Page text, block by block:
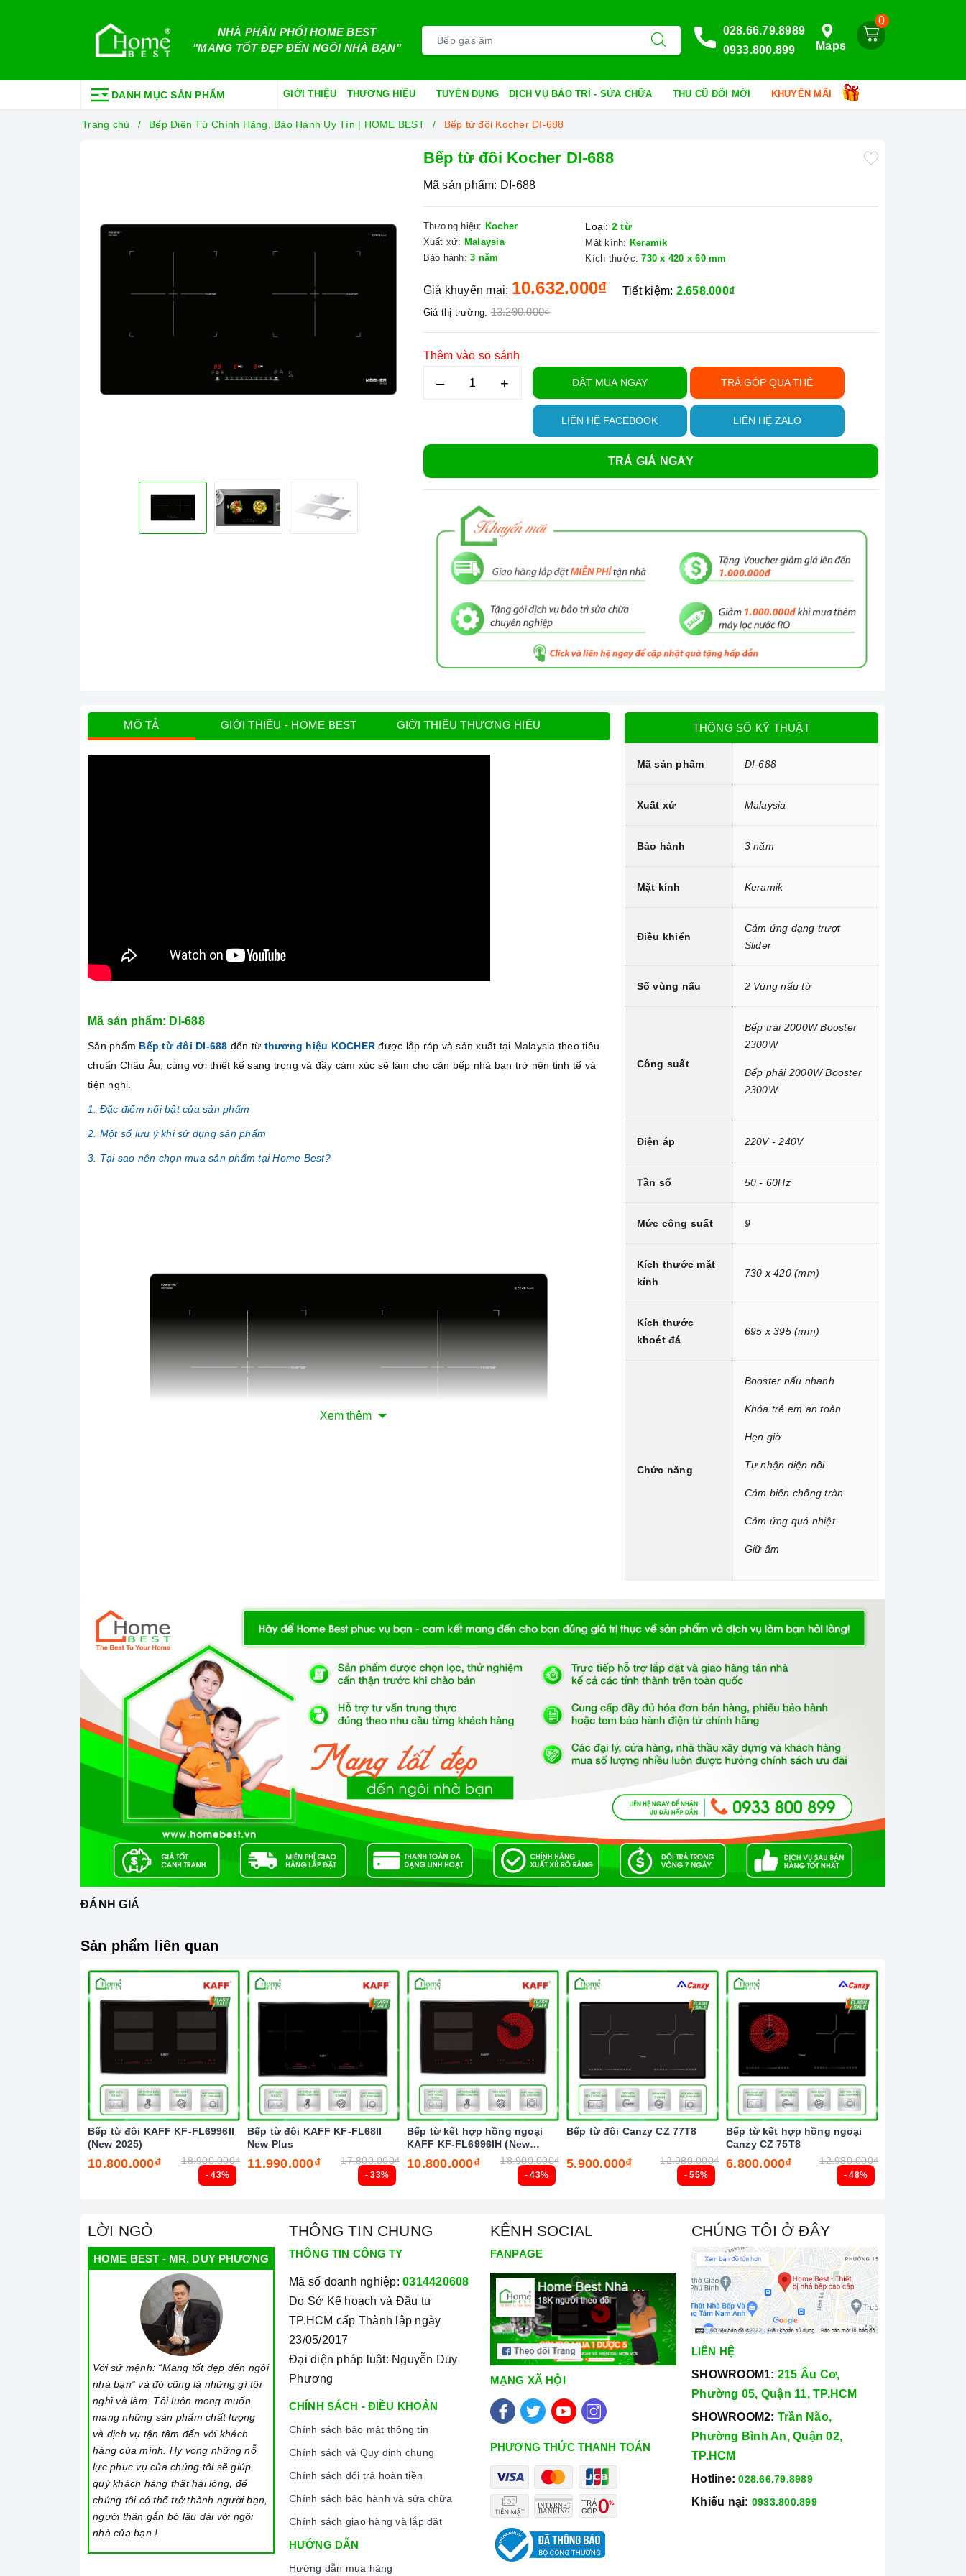
NHÀ PHÂN PHỐI HOME BEST
"MANG TỐT ĐẸP ĐẾN NGÔI NHÀ BẠN"
0
Maps
028.66.79.8989
0933.800.899
DANH MỤC SẢN PHẨM GIỚI THIỆU THƯƠNG HIỆU TUYỂN DỤNG DỊCH VỤ BẢO TRÌ - SỬA CHỮA THU CŨ ĐỔI MỚI KHUYẾN MÃI
Trang chủ Bếp Điện Từ Chính Hãng, Bảo Hành Uy Tín | HOME BEST Bếp từ đôi Kocher DI-688
Bếp từ đôi Kocher DI-688
Mã sản phẩm: DI-688
Thương hiệu: Kocher
Xuất xứ: Malaysia
Bảo hành: 3 năm
Loại: 2 từ
Mặt kính: Keramik
Kích thước: 730 x 420 x 60 mm
Giá khuyến mại: 10.632.000₫
Giá thị trường: 13.290.000₫
Tiết kiệm: 2.658.000₫
Thêm vào so sánh
– + ĐẶT MUA NGAY TRẢ GÓP QUA THẺ
LIÊN HỆ FACEBOOK LIÊN HỆ ZALO
TRẢ GIÁ NGAY
MÔ TẢ GIỚI THIỆU - HOME BEST GIỚI THIỆU THƯƠNG HIỆU
Mã sản phẩm: DI-688
Sản phẩm Bếp từ đôi DI-688 đến từ thương hiệu KOCHERđược lắp ráp và sản xuất tại Malaysia theo tiêu
chuẩn Châu Âu, cùng với thiết kế sang trọng và đầy cảm xúc sẽ làm cho căn bếp nhà bạn trở nên tinh tế và
tiện nghi.
1. Đặc điểm nổi bật của sản phẩm
2. Một số lưu ý khi sử dụng sản phẩm
3. Tại sao nên chọn mua sản phẩm tại Home Best?
1. Đặc điểm nổi bật của sản phẩm
Thiết kế sang trọng
Bếp được thiết kế với màu đen chủ đạo. Bếp được thiết kế lắp đặt âm cùng hai vùng nấu từ đem đến sự
tiện lợi và sang trọng cho căn bếp của bạn.
Bếp được trang bị mặt kính Keramik siêu bền, chịu lực và chịu nhiệt tốt, dễ vệ sinh.
Công nghệ hiện đại
Sử dụng bản mạch mâm từ theo công nghệ Châu Âu
Công nghệ INVERTER tiết kiệm điện năng.
Trang bị 9 dải công suất nấu.
Tính năng vượt trội
Giúp các thiết bị bếp gia tăng nhiệt nhanh chóng trên các vùng nấu.
vẫn đảm bảo được nấu chín, giữ được hương vị và thành phần dinh dưỡng trong thức ăn.
Chức năng Tự nhận diện nồi nấu: Bếp từnhận diện được thiết bị đun nấu và hoạt động.
Chức năng Cảm biến chống tràn:
Nếu nước hoặc thức ăn bị tràn ra mặt bếp, cảm ứng sẽ phát ra tiếng
bíp và tự động tắt để đảm bảo an toàn cho người dùng và giữ cho bếp sạch sẽ hơn.
Chức năng Cảm ứng quá nhiệt: Khi nhiệt độ quá cao hơn mức cho phép thì bếp từsẽ tự động ngắt và
cảnh báo cho người dùng mã lỗi E1 trên bảng điều khiển.
Chức năng Giữ ấm:Bạn chỉ cần đơn giản nhấn nút chức năng này và để bếp tự điều chỉnh công suất hoạt
động.
2. Một số lưu ý khi sử dụng sản phẩm
Lưu ý khi chọn nồi nấu
Lưu ý những chất liệu sau sẽ phù hợp với mặt
: sắt, thép không gỉ, gang, gang tráng men hoặc các
vật liệu từ tính.
Các vật liệu không hoạt động trên mặt
: thủy tinh, đồng, nhôm, trừ khi đáy nồi có đặc tính từ tính (hút
Xem thêm
THÔNG SỐ KỸ THUẬT
Mã sản phẩm DI-688
Xuất xứ Malaysia
Bảo hành 3 năm
Mặt kính Keramik
Điều khiển
Cảm ứng dạng trượt
Slider
Số vùng nấu 2 Vùng nấu từ
Công suất
Bếp trái 2000W Booster
2300W
Bếp phải 2000W Booster
2300W
Điện áp 220V - 240V
Tần số 50 - 60Hz
Mức công suất 9
Kích thước mặt
kính
730 x 420 (mm)
Kích thước
khoét đá
695 x 395 (mm)
Chức năng
Booster nấu nhanh
Khóa trẻ em an toàn
Hẹn giờ
Tự nhận diện nồi
Cảm biến chống tràn
Cảm ứng quá nhiệt
Giữ ấm
ĐÁNH GIÁ
Sản phẩm liên quan
- 43%
Bếp từ đôi KAFF KF-FL6996II
(New 2025)
10.800.000₫ 18.900.000₫
- 33%
Bếp từ đôi KAFF KF-FL68II
New Plus
11.990.000₫ 17.800.000₫
- 43%
Bếp từ kết hợp hồng ngoại
KAFF KF-FL6996IH (New
2025)
10.800.000₫ 18.900.000₫
- 55%
Bếp từ đôi Canzy CZ 77T8
5.900.000₫ 12.980.000₫
- 48%
Bếp từ kết hợp hồng ngoại
Canzy CZ 75T8
6.800.000₫ 12.980.000₫
LỜI NGỎ
HOME BEST - MR. DUY PHƯƠNG
Với sứ mệnh: “Mang tốt đẹp đến ngôi
nhà bạn” và đó cũng là những gì tôi
nghĩ và làm. Tôi luôn mong muốn
mang những sản phẩm chất lượng
và dịch vụ tận tâm đến với khách
hàng của mình. Hy vọng những nỗ
lực phục vụ của chúng tôi sẽ giúp
quý khách hàng thật hài lòng, để
chúng tôi có thể trở thành người bạn,
người thân gắn bó lâu dài với ngôi
nhà của bạn !
THÔNG TIN CHUNG
THÔNG TIN CÔNG TY
Mã số doanh nghiệp: 0314420608
Do Sở Kế hoạch và Đầu tư
TP.HCM cấp Thành lập ngày
23/05/2017
Đại diện pháp luật: Nguyễn Duy
Phương
CHÍNH SÁCH - ĐIỀU KHOẢN
Chính sách bảo mật thông tin
Chính sách và Quy định chung
Chính sách đổi trả hoàn tiền
Chính sách bảo hành và sửa chữa
Chính sách giao hàng và lắp đặt
HƯỚNG DẪN
Hướng dẫn mua hàng
KÊNH SOCIAL
FANPAGE
MẠNG XÃ HỘI
PHƯƠNG THỨC THANH TOÁN
CHÚNG TÔI Ở ĐÂY
LIÊN HỆ
SHOWROOM1: 215 Âu Cơ,
Phường 05, Quận 11, TP.HCM
SHOWROOM2: Trần Não,
Phường Bình An, Quận 02,
TP.HCM
Hotline: 028.66.79.8989
Khiếu nại: 0933.800.899